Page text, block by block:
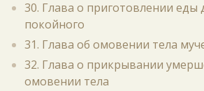
30. Глава о приготовлении еды
покойного
31. Глава об омовении тела
32. Глава о прикрывании
омовении тела